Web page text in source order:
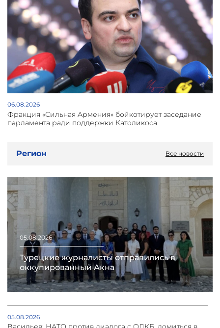
06.08.2026
Фракция «Сильная Армения» бойкотирует заседание
парламента ради поддержки Католикоса
Регион Все новости
05.08.2026
Турецкие журналисты отправились в
оккупированный Акна
05.08.2026